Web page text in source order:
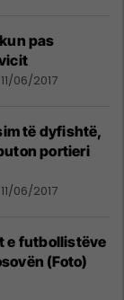
pas
11/06/2017
të dyfishtë,
portieri
11/06/2017
e futbollistëve
(Foto)